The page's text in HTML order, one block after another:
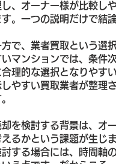
し、オーナー様が比較し
す。一つの説明だけで結
方で、業者買取という選
いマンションでは、条件
合理的な選択となりやす
しやすい買取業者が整理
却を検討する背景は、オ
えるかという課題が生じ
討する場合には、時間軸